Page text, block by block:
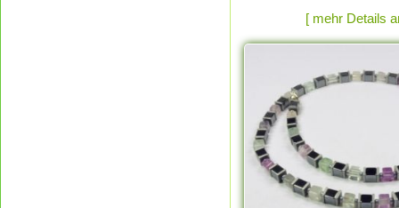
[ mehr Details